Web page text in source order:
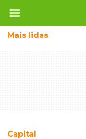
menu
Mais lidas
Capital